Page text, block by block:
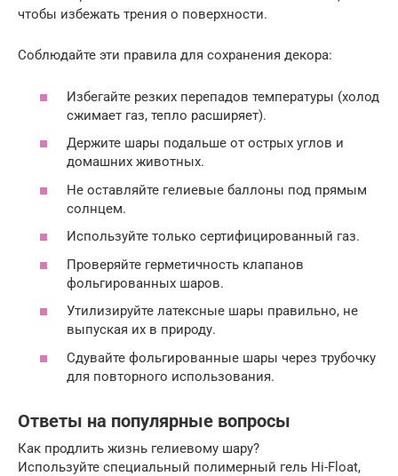
чтобы избежать трения о поверхности.
Соблюдайте эти правила для сохранения декора:
Избегайте резких перепадов температуры (холод
сжимает газ, тепло расширяет).
Держите шары подальше от острых углов и
домашних животных.
Не оставляйте гелиевые баллоны под прямым
солнцем.
Используйте только сертифицированный газ.
Проверяйте герметичность клапанов
фольгированных шаров.
Утилизируйте латексные шары правильно, не
выпуская их в природу.
Сдувайте фольгированные шары через трубочку
для повторного использования.
Ответы на популярные вопросы
Как продлить жизнь гелиевому шару?
Используйте специальный полимерный гель Hi-Float,